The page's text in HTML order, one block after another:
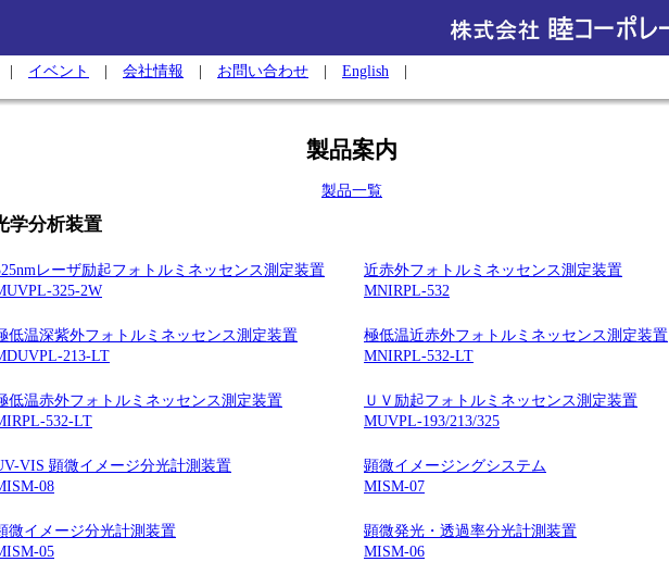
イベント 会社情報 お問い合わせ English
製品案内
製品一覧
学分析装置
レーザ励起フォトルミネッセンス測定装置
325-2W
近赤外フォトルミネッセンス測定装置
MNIRPL-532
低温深紫外フォトルミネッセンス測定装置
213-LT
極低温近赤外フォトルミネッセンス測定装置
MNIRPL-532-LT
低温赤外フォトルミネッセンス測定装置
532-LT
ＵＶ励起フォトルミネッセンス測定装置
MUVPL-193/213/325
VIS 顕微イメージ分光計測装置
08
顕微イメージングシステム
MISM-07
微イメージ分光計測装置
05
顕微発光・透過率分光計測装置
MISM-06